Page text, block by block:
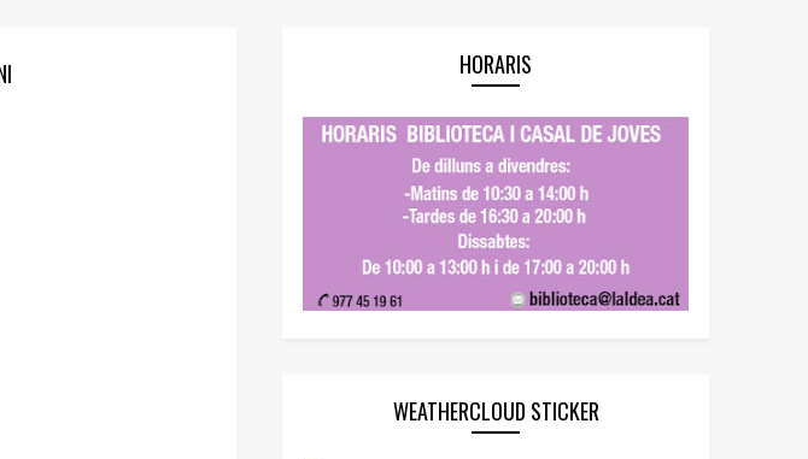
HORARIS
WEATHERCLOUD STICKER